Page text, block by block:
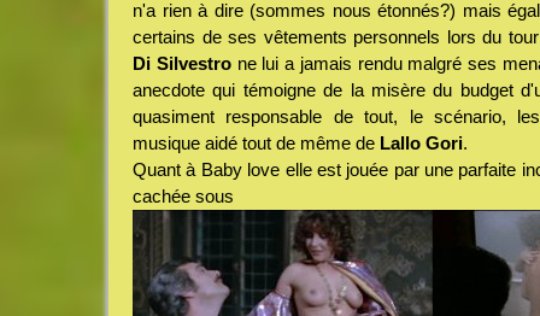
n'a rien à dire (sommes nous étonnés?) mais
certains de ses vêtements personnels lors du
Di Silvestrone lui a jamais rendu malgré ses
anecdote qui témoigne de la misère du budget
quasiment responsable de tout, le scénario,
musique aidé tout de même de Lallo Gori.
Quant à Baby love elle est jouée par une parfaite
cachée sous